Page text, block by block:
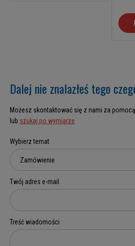
Dalej nie znalazłeś tego
Możesz skontaktować się z nami za
lub szukaj po wymiarze